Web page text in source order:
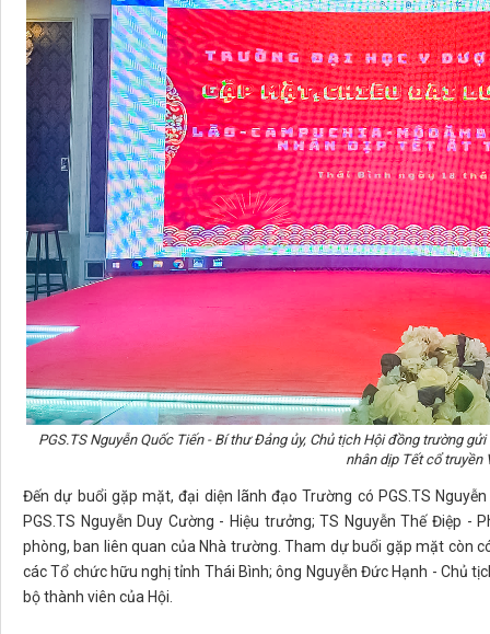
PGS.TS Nguyễn Quốc Tiến - Bí thư Đảng ủy, Chủ tịch Hội đồng trường
nhân dịp Tết cổ truyền
Đến dự buổi gặp mặt, đại diện lãnh đạo Trường có PGS.TS
PGS.TS Nguyễn Duy Cường - Hiệu trưởng; TS Nguyễn Thế Điệp
phòng, ban liên quan của Nhà trường. Tham dự buổi gặp mặt còn
các Tổ chức hữu nghị tỉnh Thái Bình; ông Nguyễn Đức Hạnh - Chủ
bộ thành viên của Hội.